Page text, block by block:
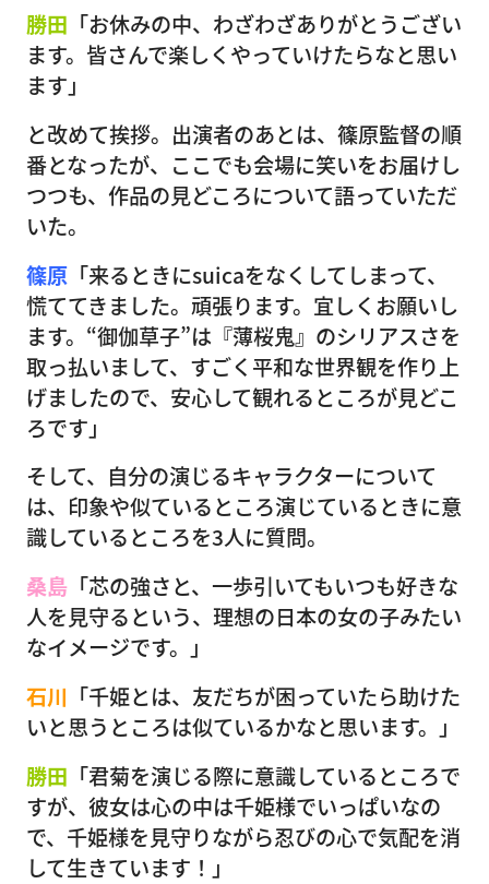
勝田 「お休みの中、わざわざありがとうござい
ます。皆さんで楽しくやっていけたらなと思い
ます」
と改めて挨拶。出演者のあとは、篠原監督の順
番となったが、ここでも会場に笑いをお届けし
つつも、作品の見どころについて語っていただ
いた。
篠原 「来るときにsuicaをなくしてしまって、
慌ててきました。頑張ります。宜しくお願いし
ます。“御伽草子”は『薄桜鬼』のシリアスさを
取っ払いまして、すごく平和な世界観を作り上
げましたので、安心して観れるところが見どこ
ろです」
そして、自分の演じるキャラクターについて
は、印象や似ているところ演じているときに意
識しているところを3人に質問。
桑島 「芯の強さと、一歩引いてもいつも好きな
人を見守るという、理想の日本の女の子みたい
なイメージです。」
石川 「千姫とは、友だちが困っていたら助けた
いと思うところは似ているかなと思います。」
勝田 「君菊を演じる際に意識しているところで
すが、彼女は心の中は千姫様でいっぱいなの
で、千姫様を見守りながら忍びの心で気配を消
して生きています！」